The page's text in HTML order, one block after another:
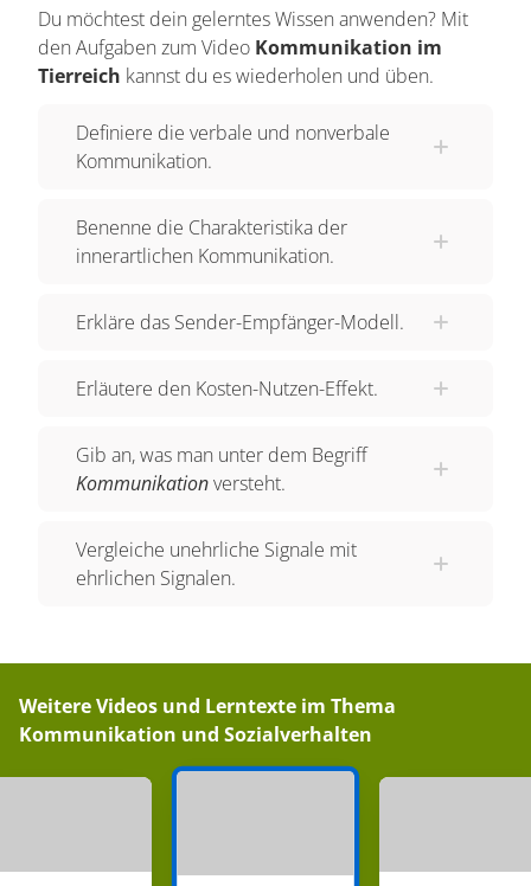
Lockrufe im Balzverhalten, Rufe, um das eigene
Revier zu markieren, und Warnrufe, um Feinde zu
kennst du zum Beispiel den schrillen Warnpfiff
der Murmeltiere oder das laute
Kommunikation umfasst demnach jede Art der
nicht sprachlichen Kommunikation, also Mimik,
Beziehung zueinander und Berührungen. Sie
an. Stimmt die nonverbale Kommunikation nicht
beim Gegenüber. Rangordnungen innerhalb von
Gruppen sind zum Beispiel anhand dieses
wird eine andere Körperhaltung einnehmen als
ein jüngerer, unerfahrener. Kommunikation
übermittelt werden kann. Sender und Empfänger
Nachricht bei der Ankunft richtig decodiert wird
Du möchtest dein gelerntes Wissen anwenden? Mit
den Aufgaben zum Video Kommunikation im
Tierreich kannst du es wiederholen und üben.
Definiere die verbale und nonverbale
Kommunikation.
Benenne die Charakteristika der
innerartlichen Kommunikation.
Erkläre das Sender-Empfänger-Modell.
Erläutere den Kosten-Nutzen-Effekt.
Gib an, was man unter dem Begriff
Kommunikationversteht.
Vergleiche unehrliche Signale mit
ehrlichen Signalen.
Weitere Videos und Lerntexte im Thema
Kommunikation und Sozialverhalten